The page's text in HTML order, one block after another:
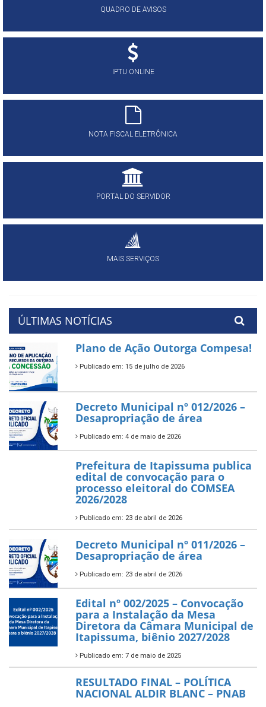
QUADRO DE AVISOS
IPTU ONLINE
NOTA FISCAL ELETRÔNICA
PORTAL DO SERVIDOR
MAIS SERVIÇOS
ÚLTIMAS NOTÍCIAS
Plano de Ação Outorga Compesa!
Publicado em: 15 de julho de 2026
Decreto Municipal nº 012/2026 –
Desapropriação de área
Publicado em: 4 de maio de 2026
Prefeitura de Itapissuma publica
edital de convocação para o
processo eleitoral do COMSEA
2026/2028
Publicado em: 23 de abril de 2026
Decreto Municipal nº 011/2026 –
Desapropriação de área
Publicado em: 23 de abril de 2026
Edital nº 002/2025 – Convocação
para a Instalação da Mesa
Diretora da Câmara Municipal de
Itapissuma, biênio 2027/2028
Publicado em: 7 de maio de 2025
RESULTADO FINAL – POLÍTICA
NACIONAL ALDIR BLANC – PNAB